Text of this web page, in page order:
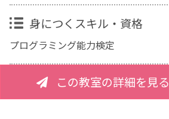
身につくスキル・資格
プログラミング能力検定
この教室の詳細を見る